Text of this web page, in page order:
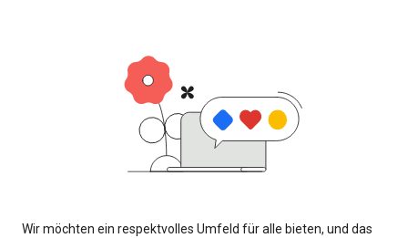
Wir möchten ein respektvolles Umfeld für alle bieten, und das